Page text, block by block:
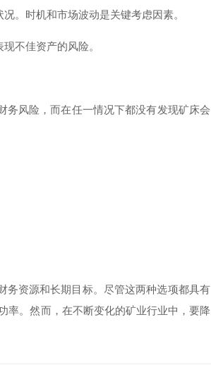
。时机和市场波动是关键考虑因素。
不佳资产的风险。
务风险，而在任一情况下都没有发现矿床会
务资源和长期目标。尽管这两种选项都具有
率。然而，在不断变化的矿业行业中，要降